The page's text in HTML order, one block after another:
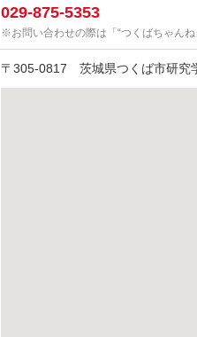
029-875-5353
お問い合わせの際は「“つくばちゃん
〒 305-0817 茨城県つくば市研究